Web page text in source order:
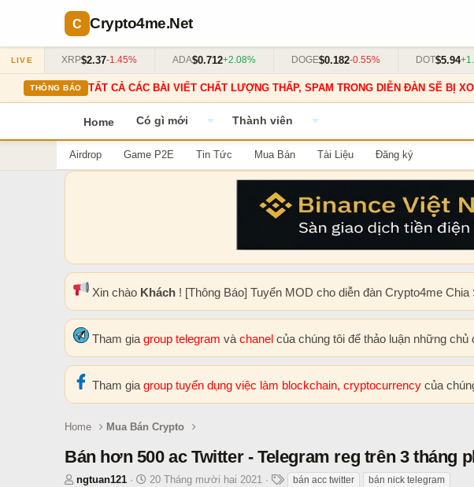
Crypto4me.Net
LIVE XRP$2.37-1.45% ADA$0.712+2.08% DOGE$0.182-0.55% DOT$5.94
THÔNG BÁO TẤT CẢ CÁC BÀI VIẾT CHẤT LƯỢNG THẤP, SPAM TRONG DIỄN ĐÀN SẼ BỊ
Home Có gì mới Thành viên
Airdrop Game P2E Tin Tức Mua Bán Tài Liệu Đăng ký
Xin chào Khách ! [Thông Báo] Tuyển MOD cho diễn đàn Crypto4me Chia
Tham gia group telegram và chanel của chúng tôi để thảo luận những chủ
Tham gia group tuyển dụng việc làm blockchain, cryptocurrency của
Home Mua Bán Crypto
Bán hơn 500 ac Twitter - Telegram reg trên 3 tháng
T
ngtuan121
N
20 Tháng mười hai 2021 bán acc twitter bán nick telegram